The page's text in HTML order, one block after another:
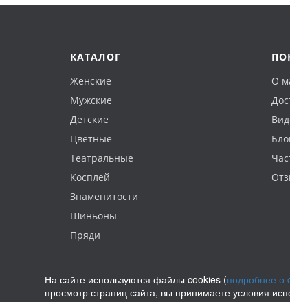
КАТАЛОГ
Женские
Мужские
Детские
Цветные
Театральные
Косплей
Знаменитости
Шиньоны
Пряди
О
Политика конфиденциальности
На сайте используются файлы cookies (подробнее о
просмотр страниц сайта, вы принимаете условия